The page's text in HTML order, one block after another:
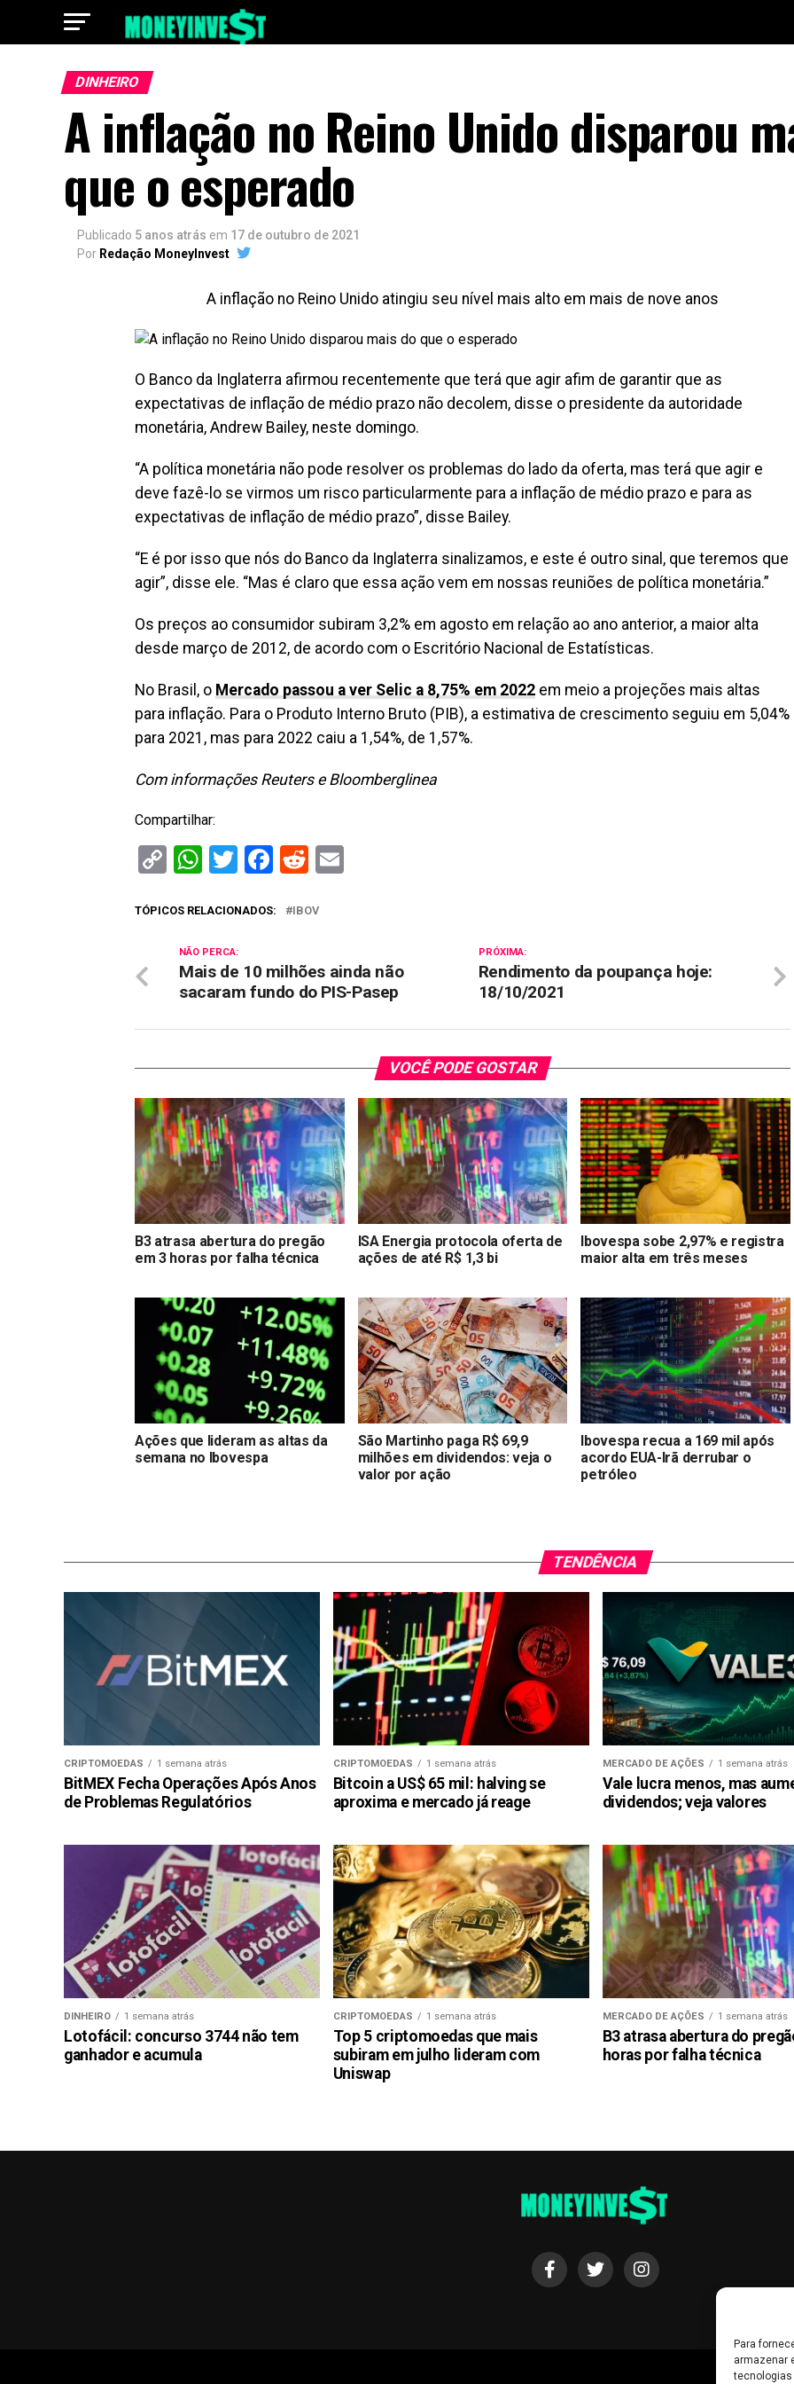
Para
armazenar
tecnologias
DINHEIRO
A inflação no Reino Unido disparou
que o esperado
Publicado 5 anos atrás em 17 de outubro de 2021
Por Redação MoneyInvest
A inflação no Reino Unido atingiu seu nível mais alto em mais de nove anos
O Banco da Inglaterra afirmou recentemente que terá que agir afim de garantir que as
expectativas de inflação de médio prazo não decolem, disse o presidente da autoridade
monetária, Andrew Bailey, neste domingo.
“A política monetária não pode resolver os problemas do lado da oferta, mas terá que agir e
deve fazê-lo se virmos um risco particularmente para a inflação de médio prazo e para as
expectativas de inflação de médio prazo”, disse Bailey.
“E é por isso que nós do Banco da Inglaterra sinalizamos, e este é outro sinal, que teremos que
agir”, disse ele. “Mas é claro que essa ação vem em nossas reuniões de política monetária.”
Os preços ao consumidor subiram 3,2% em agosto em relação ao ano anterior, a maior alta
desde março de 2012, de acordo com o Escritório Nacional de Estatísticas.
No Brasil, o Mercado passou a ver Selic a 8,75% em 2022 em meio a projeções mais altas
para inflação. Para o Produto Interno Bruto (PIB), a estimativa de crescimento seguiu em 5,04%
para 2021, mas para 2022 caiu a 1,54%, de 1,57%.
Com informações Reuters e Bloomberglinea
Compartilhar:
CopyWhatsApp
Twitter
Facebook
Reddit
TÓPICOS RELACIONADOS: IBOV
PRÓXIMA:
Rendimento da poupança hoje:
18/10/2021
NÃO PERCA:
Mais de 10 milhões ainda não
sacaram fundo do PIS-Pasep
VOCÊ PODE GOSTAR
B3 atrasa abertura do pregão
em 3 horas por falha técnica
ISA Energia protocola oferta de
ações de até R$ 1,3 bi
Ibovespa sobe 2,97% e registra
maior alta em três meses
Ações que lideram as altas da
semana no Ibovespa
São Martinho paga R$ 69,9
milhões em dividendos: veja o
valor por ação
Ibovespa recua a 169 mil após
acordo EUA-Irã derrubar o
petróleo
TENDÊNCIA
CRIPTOMOEDAS 1 semana atrás
BitMEX Fecha Operações Após Anos
de Problemas Regulatórios
CRIPTOMOEDAS 1 semana atrás
Bitcoin a US$ 65 mil: halving se
aproxima e mercado já reage
MERCADO DE AÇÕES 1 semana atrás
Vale lucra menos, mas
dividendos; veja valores
DINHEIRO 1 semana atrás
Lotofácil: concurso 3744 não tem
ganhador e acumula
CRIPTOMOEDAS 1 semana atrás
Top 5 criptomoedas que mais
subiram em julho lideram com
Uniswap
MERCADO DE AÇÕES 1 semana atrás
B3 atrasa abertura do
horas por falha técnica